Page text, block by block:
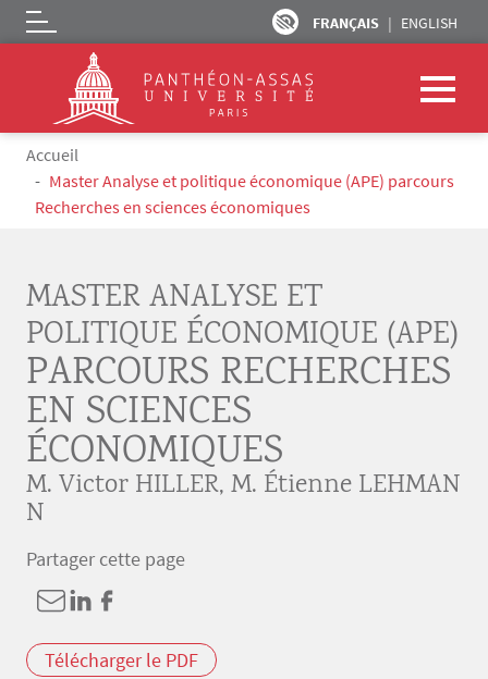
Aller au contenu principal
FRANÇAIS ENGLISH
Logo
Fil d'Ariane
Accueil
Master Analyse et politique économique (APE) parcours
Recherches en sciences économiques
MASTER ANALYSE ET
POLITIQUE ÉCONOMIQUE (APE)
PARCOURS RECHERCHES
EN SCIENCES
ÉCONOMIQUES
M. Victor HILLER, M. Étienne LEHMAN
N
Partager cette page
Télécharger le PDF